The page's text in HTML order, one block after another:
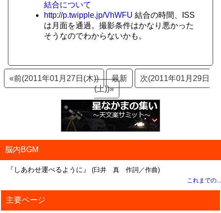
結合について
http://p.twipple.jp/VhWFU 結合の時間、ISS
は月面を通過。撮影条件はかなり悪かった
そうなのでわからないかも。
«前(2011年01月27日(木)) 最新
次(2011年01月29日
(土))»
脳内BGM
『しあわせ運べるように』 (臼井 真 作詞／作曲)
これまでの...
主要ページ